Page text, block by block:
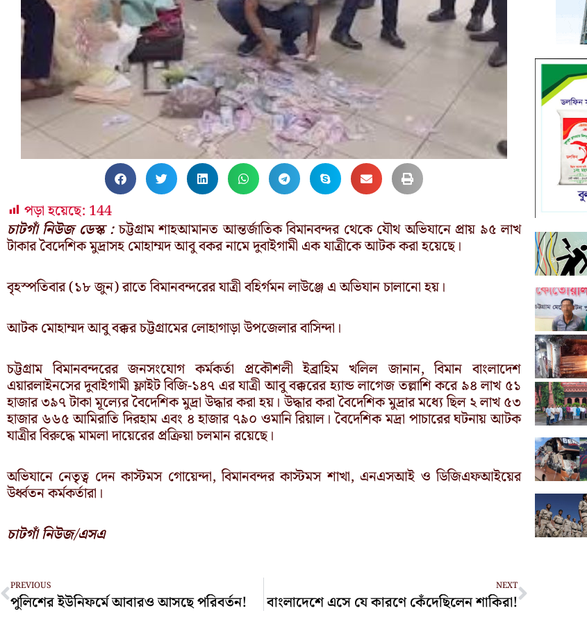
পড়া হয়েছে: 144
চাটগাঁ নিউজ ডেস্ক :চট্টগ্রাম শাহআমানত আন্তর্জাতিক বিমানবন্দর থেকে যৌথ অভিযানে প্রায় ৯৫ লাখ
টাকার বৈদেশিক মুদ্রাসহ মোহাম্মদ আবু বকর নামে দুবাইগামী এক যাত্রীকে আটক করা হয়েছে।
বৃহস্পতিবার (১৮ জুন) রাতে বিমানবন্দরের যাত্রী বহির্গমন লাউঞ্জে এ অভিযান চালানো হয়।
আটক মোহাম্মদ আবু বক্কর চট্টগ্রামের লোহাগাড়া উপজেলার বাসিন্দা।
চট্টগ্রাম বিমানবন্দরের জনসংযোগ কর্মকর্তা প্রকৌশলী ইব্রাহিম খলিল জানান, বিমান বাংলাদেশ
এয়ারলাইনসের দুবাইগামী ফ্লাইট বিজি-১৪৭ এর যাত্রী আবু বক্করের হ্যান্ড লাগেজ তল্লাশি করে ৯৪ লাখ ৫১
হাজার ৩৯৭ টাকা মূল্যের বৈদেশিক মুদ্রা উদ্ধার করা হয়। উদ্ধার করা বৈদেশিক মুদ্রার মধ্যে ছিল ২ লাখ ৫৩
হাজার ৬৬৫ আমিরাতি দিরহাম এবং ৪ হাজার ৭৯০ ওমানি রিয়াল। বৈদেশিক মদ্রা পাচারের ঘটনায় আটক
যাত্রীর বিরুদ্ধে মামলা দায়েরের প্রক্রিয়া চলমান রয়েছে।
অভিযানে নেতৃত্ব দেন কাস্টমস গোয়েন্দা, বিমানবন্দর কাস্টমস শাখা, এনএসআই ও ডিজিএফআইয়ের
উর্ধ্বতন কর্মকর্তারা।
চাটগাঁ নিউজ/এসএ
Prev
PREVIOUS
পুলিশের ইউনিফর্মে আবারও আসছে পরিবর্তন!
NEXT
বাংলাদেশে এসে যে কারণে কেঁদেছিলেন শাকিরা!
Next